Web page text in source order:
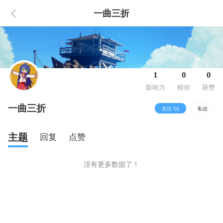
一曲三折
1
影响力
0
粉丝
0
获赞
一曲三折 关注 TA 私信
主题 回复 点赞
没有更多数据了！